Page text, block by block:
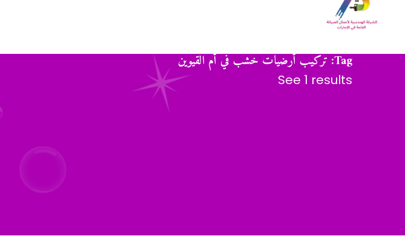
Tag: تركيب أرضيات خشب في أم القيوين
See 1 results